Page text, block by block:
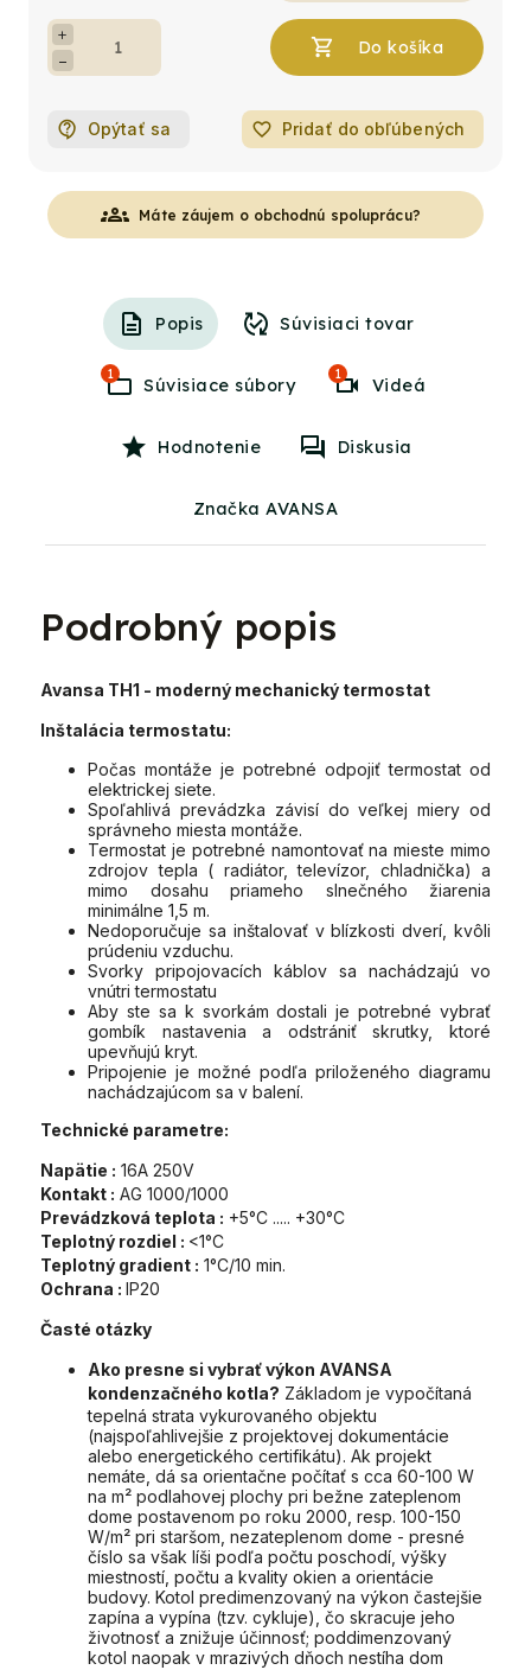
+
−
Opýtať sa favorite_border Pridať do obľúbených
groups Máte záujem o obchodnú spoluprácu?
Popis Súvisiaci tovar
1
Súvisiace súbory
1
Videá
Hodnotenie Diskusia
Značka AVANSA
Podrobný popis
Avansa TH1 - moderný mechanický termostat
Inštalácia termostatu:
Počas montáže je potrebné odpojiť termostat od
elektrickej siete.
Spoľahlivá prevádzka závisí do veľkej miery od
správneho miesta montáže.
Termostat je potrebné namontovať na mieste mimo
zdrojov tepla ( radiátor, televízor, chladnička) a
mimo dosahu priameho slnečného žiarenia
minimálne 1,5 m.
Nedoporučuje sa inštalovať v blízkosti dverí, kvôli
prúdeniu vzduchu.
Svorky pripojovacích káblov sa nachádzajú vo
vnútri termostatu
Aby ste sa k svorkám dostali je potrebné vybrať
gombík nastavenia a odstrániť skrutky, ktoré
upevňujú kryt.
Pripojenie je možné podľa priloženého diagramu
nachádzajúcom sa v balení.
Technické parametre:
Napätie : 16A 250V
Kontakt : AG 1000/1000
Prevádzková teplota : +5°C ..... +30°C
Teplotný rozdiel : <1°C
Teplotný gradient : 1°C/10 min.
Ochrana : IP20
Časté otázky
Ako presne si vybrať výkon AVANSA
kondenzačného kotla? Základom je vypočítaná
tepelná strata vykurovaného objektu
(najspoľahlivejšie z projektovej dokumentácie
alebo energetického certifikátu). Ak projekt
nemáte, dá sa orientačne počítať s cca 60-100 W
na m² podlahovej plochy pri bežne zateplenom
dome postavenom po roku 2000, resp. 100-150
W/m² pri staršom, nezateplenom dome - presné
číslo sa však líši podľa počtu poschodí, výšky
miestností, počtu a kvality okien a orientácie
budovy. Kotol predimenzovaný na výkon častejšie
zapína a vypína (tzv. cykluje), čo skracuje jeho
životnosť a znižuje účinnosť; poddimenzovaný
kotol naopak v mrazivých dňoch nestíha dom